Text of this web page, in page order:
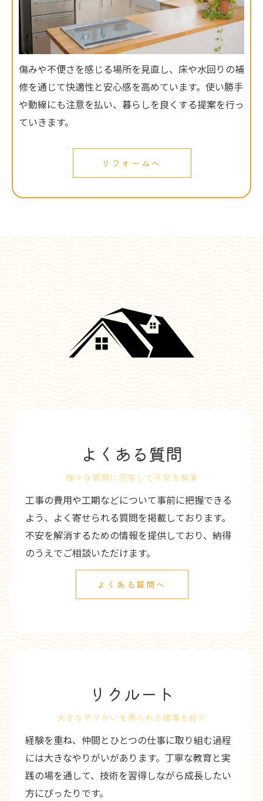
傷みや不便さを感じる場所を見直し、床や水回りの補
修を通じて快適性と安心感を高めています。使い勝手
や動線にも注意を払い、暮らしを良くする提案を行っ
ていきます。
リフォームへ
よくある質問
様々な質問に回答して不安を解消
工事の費用や工期などについて事前に把握できる
よう、よく寄せられる質問を掲載しております。
不安を解消するための情報を提供しており、納得
のうえでご相談いただけます。
よくある質問へ
リクルート
大きなやりがいを得られる職場を紹介
経験を重ね、仲間とひとつの仕事に取り組む過程
には大きなやりがいがあります。丁寧な教育と実
践の場を通して、技術を習得しながら成長したい
方にぴったりです。